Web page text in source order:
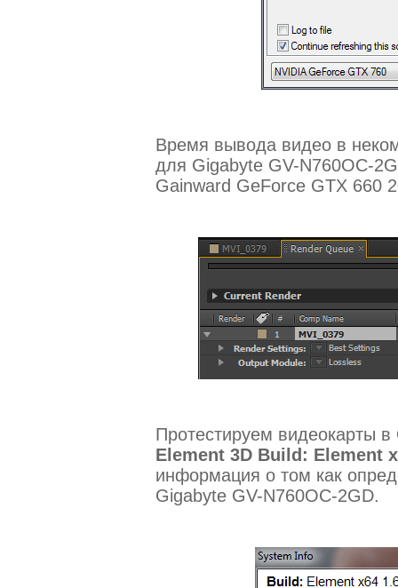
Время вывода видео в
для Gigabyte GV-N760OC-
Gainward GeForce GTX 660
Протестируем видеокарты
Element 3D Build: Element
информация о том как
Gigabyte GV-N760OC-2GD.